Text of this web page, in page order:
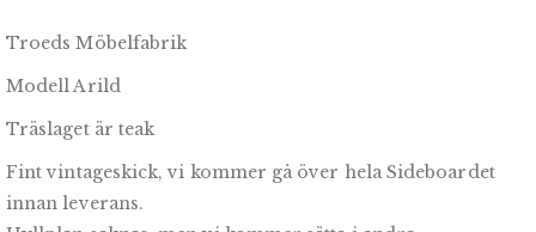
Troeds Möbelfabrik
Modell Arild
Träslaget är teak
Fint vintageskick, vi kommer gå över hela Sideboardet
innan leverans.